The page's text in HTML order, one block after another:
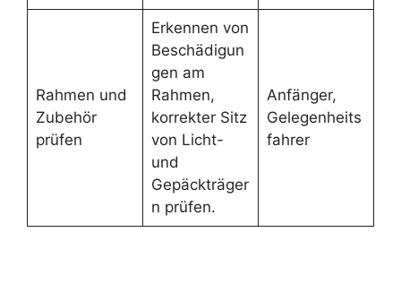
Rahmen und
Zubehör
prüfen
Erkennen von
Beschädigun
gen am
Rahmen,
korrekter Sitz
von Licht-
und
Gepäckträger
n prüfen.
Anfänger,
Gelegenheits
fahrer